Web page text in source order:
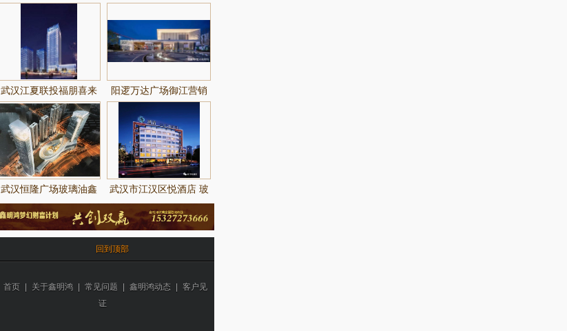
武汉江夏联投福朋喜来
登酒店
阳逻万达广场御江营销
中心玻璃由鑫明鸿玻璃
提供制作
武汉恒隆广场玻璃油鑫
明鸿玻璃提供制作
武汉市江汉区悦酒店 玻
璃由武汉鑫明鸿提供
回到顶部
首页 关于鑫明鸿 常见问题 鑫明鸿动态
客户见
证